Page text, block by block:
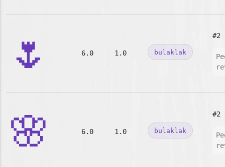
🌷 6.0 1.0 bulaklak
#2
🌸 6.0 1.0 bulaklak
#2